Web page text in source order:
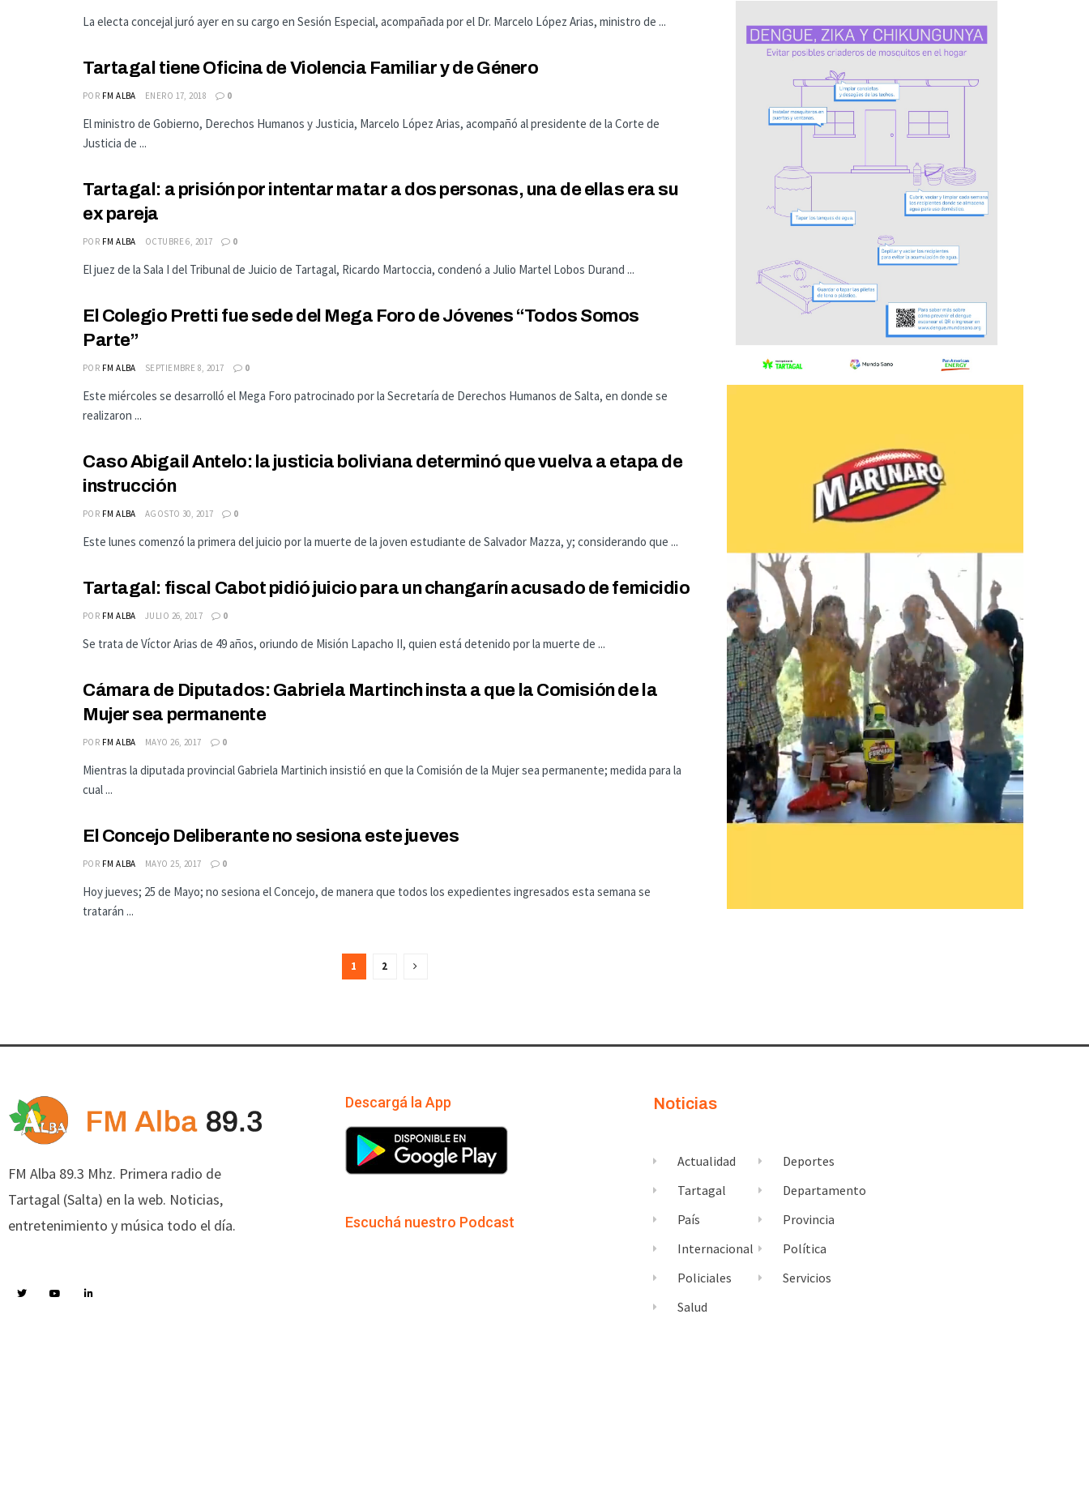
La electa concejal juró ayer en su cargo en Sesión Especial, acompañada por el Dr. Marcelo López Arias, ministro de ...
Tartagal tiene Oficina de Violencia Familiar y de Género
POR FM ALBA ENERO 17, 2018 0
El ministro de Gobierno, Derechos Humanos y Justicia, Marcelo López Arias, acompañó al presidente de la Corte de
Justicia de ...
Tartagal: a prisión por intentar matar a dos personas, una de ellas era su
ex pareja
POR FM ALBA OCTUBRE 6, 2017 0
El juez de la Sala I del Tribunal de Juicio de Tartagal, Ricardo Martoccia, condenó a Julio Martel Lobos Durand ...
El Colegio Pretti fue sede del Mega Foro de Jóvenes “Todos Somos
Parte”
POR FM ALBA SEPTIEMBRE 8, 2017 0
Este miércoles se desarrolló el Mega Foro patrocinado por la Secretaría de Derechos Humanos de Salta, en donde se
realizaron ...
Caso Abigail Antelo: la justicia boliviana determinó que vuelva a etapa de
instrucción
POR FM ALBA AGOSTO 30, 2017 0
Este lunes comenzó la primera del juicio por la muerte de la joven estudiante de Salvador Mazza, y; considerando que ...
Tartagal: fiscal Cabot pidió juicio para un changarín acusado de femicidio
POR FM ALBA JULIO 26, 2017 0
Se trata de Víctor Arias de 49 años, oriundo de Misión Lapacho II, quien está detenido por la muerte de ...
Cámara de Diputados: Gabriela Martinch insta a que la Comisión de la
Mujer sea permanente
POR FM ALBA MAYO 26, 2017 0
Mientras la diputada provincial Gabriela Martinich insistió en que la Comisión de la Mujer sea permanente; medida para la
cual ...
El Concejo Deliberante no sesiona este jueves
POR FM ALBA MAYO 25, 2017 0
Hoy jueves; 25 de Mayo; no sesiona el Concejo, de manera que todos los expedientes ingresados esta semana se
tratarán ...
1 2
FM Alba 89.3 Mhz. Primera radio de
Tartagal (Salta) en la web. Noticias,
entretenimiento y música todo el día.
Descargá la App
Escuchá nuestro Podcast
Noticias
Actualidad
Tartagal
País
Internacional
Policiales
Salud
Deportes
Departamento
Provincia
Política
Servicios